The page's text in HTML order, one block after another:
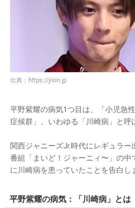
出典： https://jisin.jp
平野紫耀の病気1つ目は、「小児急
症候群」、いわゆる「川崎病」と呼
関西ジャニーズJr.時代にレギュラー
番組「まいど！ジャーニィ〜」の中
に川崎病を患っていたことを告白し
平野紫耀の病気：「川崎病」とは